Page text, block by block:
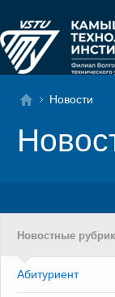
Новости
Новостные
Абитуриент